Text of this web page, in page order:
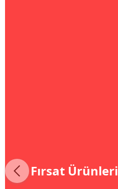
Fırsat Ürünleri